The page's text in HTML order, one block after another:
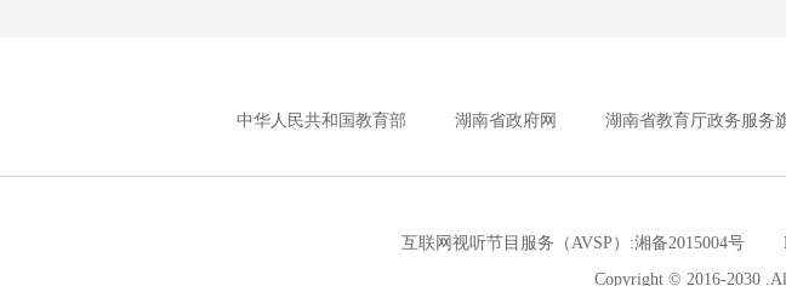
中华人民共和国教育部 湖南省政府网 湖南省教育厅政务服务
互联网视听节目服务（AVSP）:湘备2015004号
Copyright © 2016-2030